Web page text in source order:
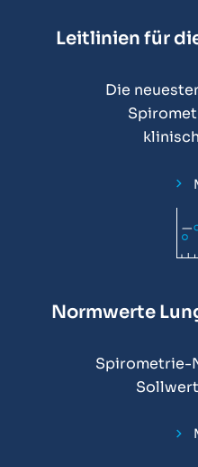
Leitlinien für
Die
Normwerte
Spirometrie-